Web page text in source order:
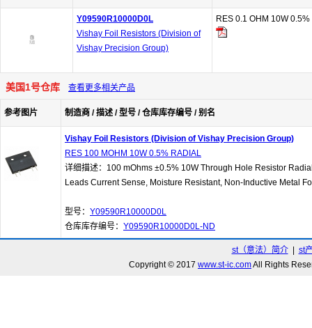
Y09590R10000D0L
Vishay Foil Resistors (Division of
Vishay Precision Group)
RES 0.1 OHM 10W
美国1号仓库 查看更多相关产品
参考图片 制造商 / 描述 / 型号 / 仓库库存编号 / 别名
Vishay Foil Resistors (Division of Vishay Precision Group)
RES 100 MOHM 10W 0.5% RADIAL
详细描述：100 mOhms ±0.5% 10W Through Hole Resistor
Leads Current Sense, Moisture Resistant, Non-Inductive Metal
型号： Y09590R10000D0L
仓库库存编号： Y09590R10000D0L-ND
st（意法）简介| st
Copyright © 2017 www.st-ic.comAll Rights